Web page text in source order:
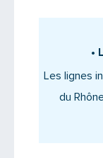
•
Les lignes
du